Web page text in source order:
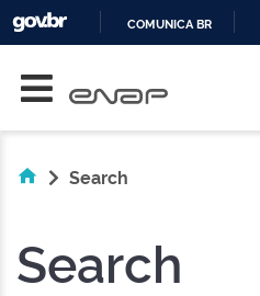
COMUNICA BR
Search
Search